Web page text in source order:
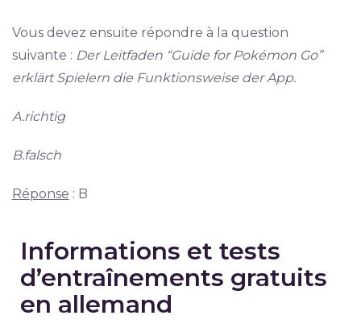
Vous devez ensuite répondre à la question
suivante : Der Leitfaden “Guide for Pokémon Go”
erklärt Spielern die Funktionsweise der App.
A.richtig
B.falsch
Réponse : B
Informations et tests
d’entraînements gratuits
en allemand